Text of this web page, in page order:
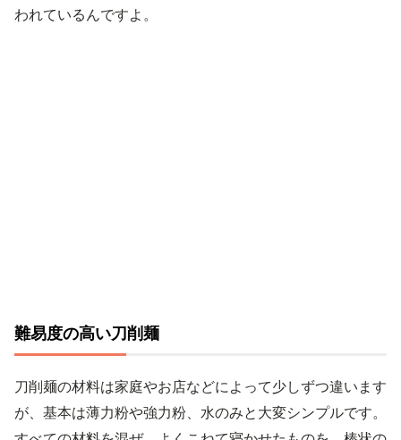
われているんですよ。
難易度の高い刀削麺
刀削麺の材料は家庭やお店などによって少しずつ違います
が、基本は薄力粉や強力粉、水のみと大変シンプルです。